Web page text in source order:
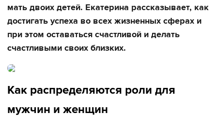
мать двоих детей. Екатерина рассказывает, как
достигать успеха во всех жизненных сферах и
при этом оставаться счастливой и делать
счастливыми своих близких.
Как распределяются роли для
мужчин и женщин